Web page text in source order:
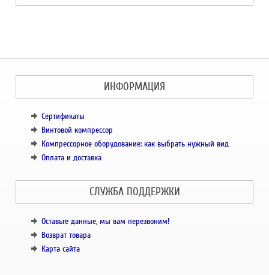
ИНФОРМАЦИЯ
Сертификаты
Винтовой компрессор
Компрессорное оборудование: как выбрать нужный вид
Оплата и доставка
СЛУЖБА ПОДДЕРЖКИ
Оставьте данные, мы вам перезвоним!
Возврат товара
Карта сайта